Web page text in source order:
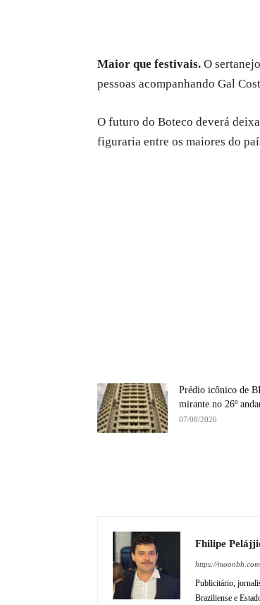
Maior que festivais. O
pessoas acompanhando Gal
O futuro do Boteco deverá
figuraria entre os maiores do
Prédio icônico de
mirante no 26º
07/08/2026
Fhilipe
https://
Publicitário,
Braziliense e